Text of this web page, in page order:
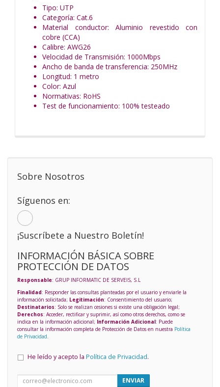
Tipo: UTP
Categoría: Cat.6
Material conductor: Aluminio revestido con
cobre (CCA)
Calibre: AWG26
Velocidad de Transmisión: 1000Mbps
Ancho de banda de transferencia: 250MHz
Longitud: 1 metro
Color: Azul
Normativas: RoHS
Test de funcionamiento: 100% testeado
Sobre Nosotros
Síguenos en:
¡Suscríbete a Nuestro Boletín!
INFORMACIÓN BÁSICA SOBRE
PROTECCIÓN DE DATOS
Responsable: GRUP INFORMATIC DE SERVEIS, S.L
Finalidad: Responder las consultas planteadas por el usuario y enviarle la
información solicitada; Legitimación: Consentimiento del usuario;
Destinatarios: Solo se realizan cesiones si existe una obligación legal;
Derechos: Acceder, rectificar y suprimir, así como otros derechos, como se
indica en la información adicional; Información Adicional: Puede
consultar la información completa de Protección de Datos en nuestra Política
de Privacidad
He leído y acepto la Política de Privacidad.
ENVIAR